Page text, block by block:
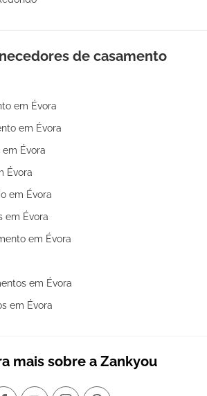
de casamento
em Évora
em Évora
Évora
Évora
em Évora
em Évora
em Évora
em Évora
em Évora
mais sobre a Zankyou